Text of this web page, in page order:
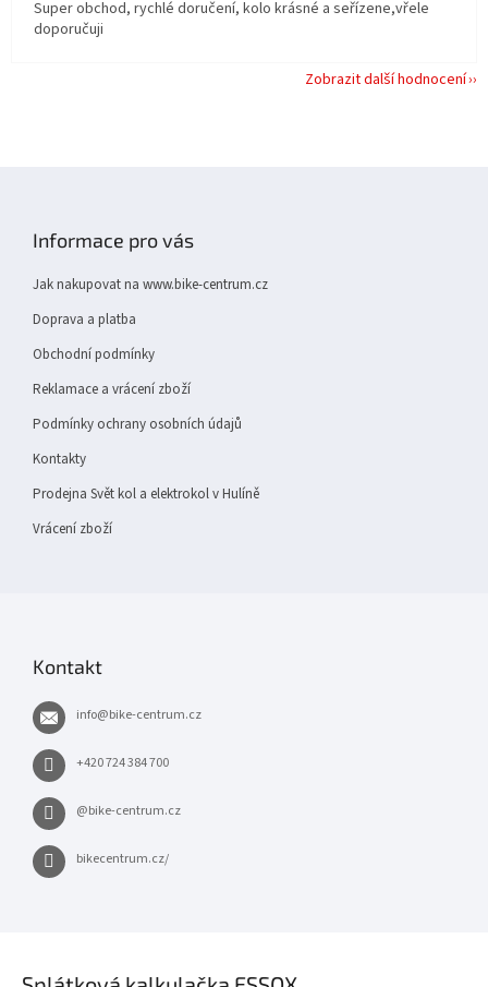
Super obchod, rychlé doručení, kolo krásné a seřízene,vřele
doporučuji
Zobrazit další hodnocení
Informace pro vás
Jak nakupovat na www.bike-centrum.cz
Doprava a platba
Obchodní podmínky
Reklamace a vrácení zboží
Podmínky ochrany osobních údajů
Kontakty
Prodejna Svět kol a elektrokol v Hulíně
Vrácení zboží
Kontakt
info@bike-centrum.cz
+420 724 384 700
@bike-centrum.cz
bikecentrum.cz/